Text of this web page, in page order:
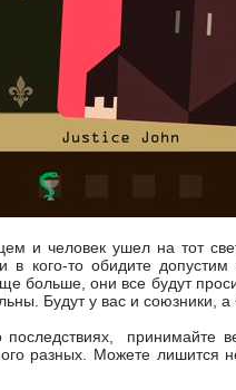
и человек ушел на тот
в кого-то обидите
больше, они все будут
Будут у вас и союзники, а
принимайте
разных. Можете лишится